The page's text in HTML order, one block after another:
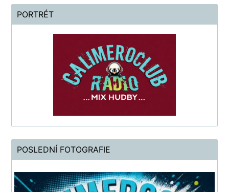
PORTRÉT
POSLEDNÍ FOTOGRAFIE